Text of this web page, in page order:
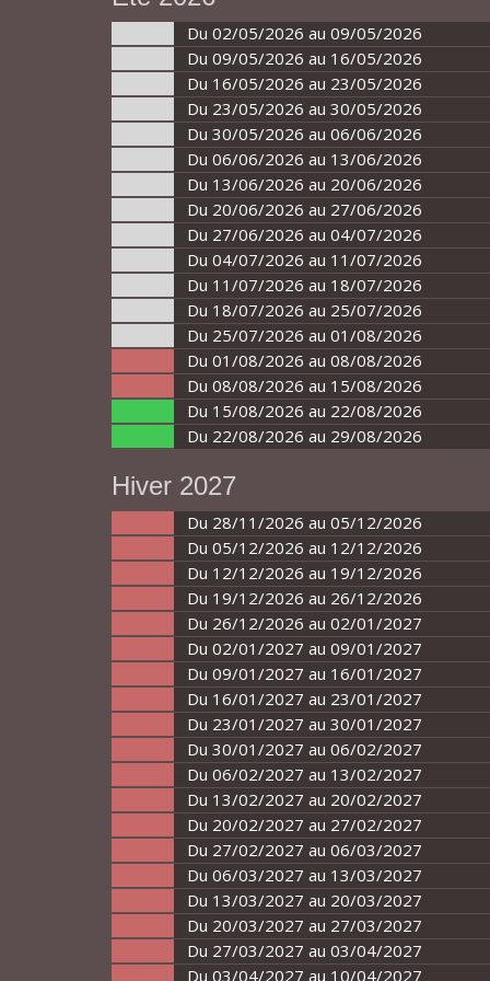
Du 02/05/2026 au 09/05/2026
Du 09/05/2026 au 16/05/2026
Du 16/05/2026 au 23/05/2026
Du 23/05/2026 au 30/05/2026
Du 30/05/2026 au 06/06/2026
Du 06/06/2026 au 13/06/2026
Du 13/06/2026 au 20/06/2026
Du 20/06/2026 au 27/06/2026
Du 27/06/2026 au 04/07/2026
Du 04/07/2026 au 11/07/2026
Du 11/07/2026 au 18/07/2026
Du 18/07/2026 au 25/07/2026
Du 25/07/2026 au 01/08/2026
Du 01/08/2026 au 08/08/2026
Du 08/08/2026 au 15/08/2026
Du 15/08/2026 au 22/08/2026
Du 22/08/2026 au 29/08/2026
Hiver 2027
Du 28/11/2026 au 05/12/2026
Du 05/12/2026 au 12/12/2026
Du 12/12/2026 au 19/12/2026
Du 19/12/2026 au 26/12/2026
Du 26/12/2026 au 02/01/2027
Du 02/01/2027 au 09/01/2027
Du 09/01/2027 au 16/01/2027
Du 16/01/2027 au 23/01/2027
Du 23/01/2027 au 30/01/2027
Du 30/01/2027 au 06/02/2027
Du 06/02/2027 au 13/02/2027
Du 13/02/2027 au 20/02/2027
Du 20/02/2027 au 27/02/2027
Du 27/02/2027 au 06/03/2027
Du 06/03/2027 au 13/03/2027
Du 13/03/2027 au 20/03/2027
Du 20/03/2027 au 27/03/2027
Du 27/03/2027 au 03/04/2027
Du 03/04/2027 au 10/04/2027